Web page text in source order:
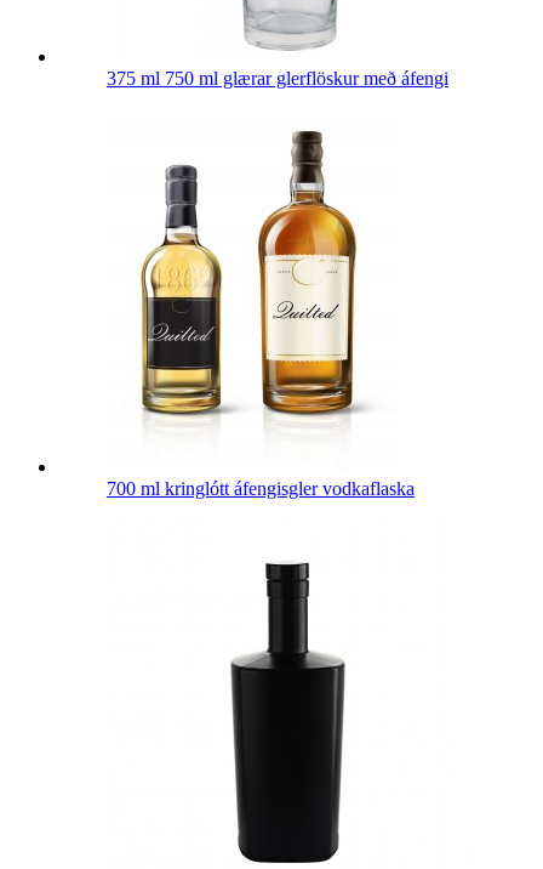
375 ml 750 ml glærar glerflöskur með áfengi
700 ml kringlótt áfengisgler vodkaflaska